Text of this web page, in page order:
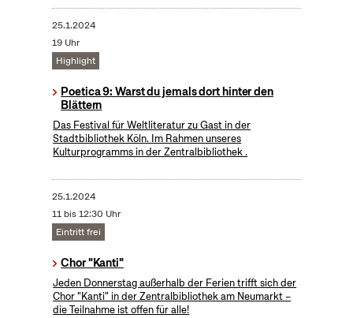
25.1.2024
19 Uhr
Highlight
Poetica 9: Warst du jemals dort hinter den
Blättern
Das Festival für Weltliteratur zu Gast in der
Stadtbibliothek Köln. Im Rahmen unseres
Kulturprogramms in der Zentralbibliothek .
25.1.2024
11 bis 12:30 Uhr
Eintritt frei
Chor "Kanti"
Jeden Donnerstag außerhalb der Ferien trifft sich der
Chor "Kanti" in der Zentralbibliothek am Neumarkt –
die Teilnahme ist offen für alle!